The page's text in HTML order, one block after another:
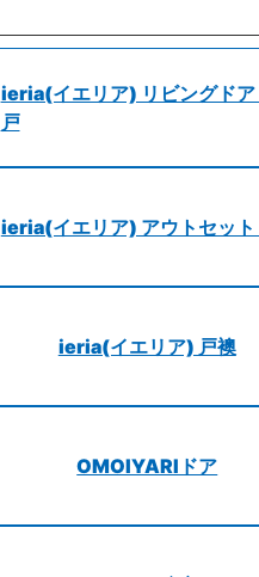
ieria(イエリア) リビングドア
戸
ieria(イエリア) アウトセット
ieria(イエリア) 戸襖
OMOIYARIドア